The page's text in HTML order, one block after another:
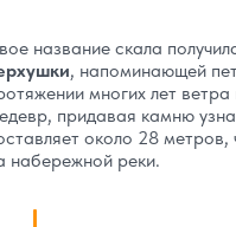
название скала
, напоминающей
многих лет
придавая камню
около 28
набережной реки.